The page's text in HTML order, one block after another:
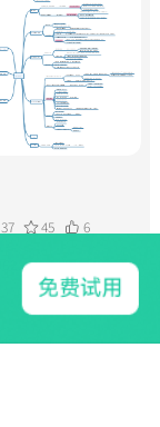
37 45
6
464978623@qq.com
免费